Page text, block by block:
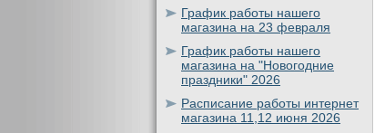
График работы нашего
магазина на 23 февраля
График работы нашего
магазина на "Новогодние
праздники" 2026
Расписание работы интернет
магазина 11,12 июня 2026